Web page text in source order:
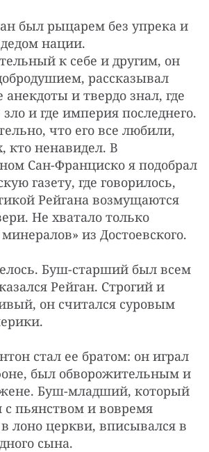
был рыцарем без упрека и
нации.
к себе и другим, он
рассказывал
анекдоты и твердо знал, где
зло и где империя последнего.
что его все любили,
кто ненавидел. В
Сан-Франциско я подобрал
газету, где говорилось,
Рейгана возмущаются
Не хватало только
из Достоевского.
Буш-старший был всем
Рейган. Строгий и
он считался суровым
стал ее братом: он играл
был обворожительным и
Буш-младший, который
с пьянством и вовремя
лоно церкви, вписывался в
сына.